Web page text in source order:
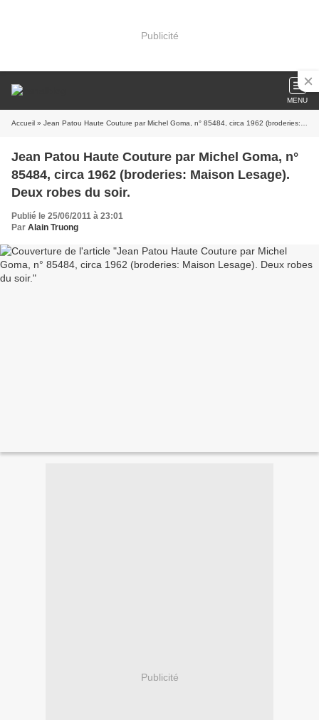
Publicité
MENU
Accueil » Jean Patou Haute Couture par Michel Goma, n° 85484, circa 1962 (broderies: Maison Lesage). Deux robes du soir.
Jean Patou Haute Couture par Michel Goma, n°
85484, circa 1962 (broderies: Maison Lesage).
Deux robes du soir.
Publié le 25/06/2011 à 23:01
Par Alain Truong
Publicité